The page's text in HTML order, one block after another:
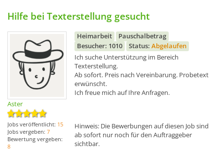
Hilfe bei Texterstellung gesucht
Aster
Jobs veröffentlicht: 15
Jobs vergeben: 7
Bewertung vergeben:
8
Heimarbeit
Pauschalbetrag
Besucher: 1010
Status: Abgelaufen
Ich suche Unterstützung im Bereich
Texterstellung.
Ab sofort. Preis nach Vereinbarung. Probetext
erwünscht.
Ich freue mich auf Ihre Anfragen.
Hinweis: Die Bewerbungen auf diesen Job sind
ab sofort nur noch für den Auftraggeber
sichtbar.